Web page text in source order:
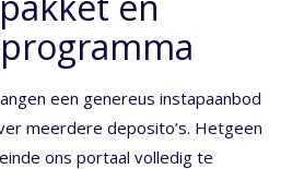
een genereus instapaanbod
meerdere deposito’s. Hetgeen
ons portaal volledig te